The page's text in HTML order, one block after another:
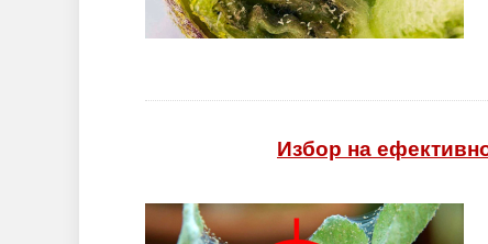
Избор на